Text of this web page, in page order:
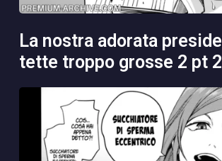
la nostra adorata presidente ha le
tette troppo grosse 2 pt 2